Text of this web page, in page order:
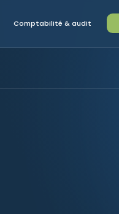
Comptabilité & audit